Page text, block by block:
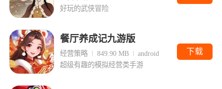
好玩的武侠冒险
餐厅养成记九游版
经营策略 849.90 MB
android
超级有趣的模拟经营类手游
下载